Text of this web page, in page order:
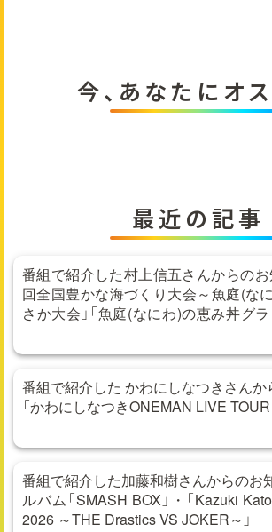
今、あなたにオ
最近の記事
番組で紹介した村上信五さんからのお
回全国豊かな海づくり大会～魚庭(な
さか大会」「魚庭(なにわ)の恵み丼グ
番組で紹介した かわにしなつきさん
「かわにしなつきONEMAN LIVE TOUR
番組で紹介した加藤和樹さんからのお
ルバム「SMASH BOX」・「Kazuki
2026 ～THE Drastics VS JOKER～」